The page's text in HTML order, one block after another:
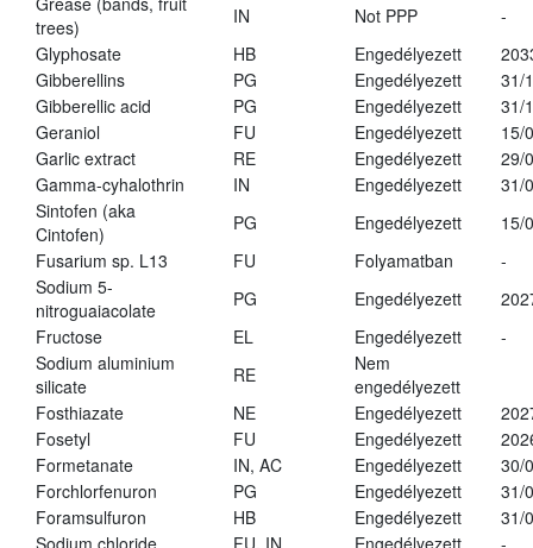
trees)
IN Not PPP
-
Glyphosate
HB Engedélyezett
Gibberellins
PG Engedélyezett
31/
Gibberellic acid
PG Engedélyezett
31/
Geraniol
FU Engedélyezett
15/
Garlic extract
RE Engedélyezett
29/
Gamma-cyhalothrin
IN Engedélyezett
31/
Sintofen (aka
Cintofen)
PG Engedélyezett
15/
Fusarium sp. L13
FU Folyamatban
-
Sodium 5-
nitroguaiacolate
PG Engedélyezett
Fructose
EL Engedélyezett
-
Sodium aluminium
silicate
RE
Nem
engedélyezett
Fosthiazate
NE Engedélyezett
Fosetyl
FU Engedélyezett
Formetanate
IN, AC Engedélyezett
30/
Forchlorfenuron
PG Engedélyezett
31/
Foramsulfuron
HB Engedélyezett
31/